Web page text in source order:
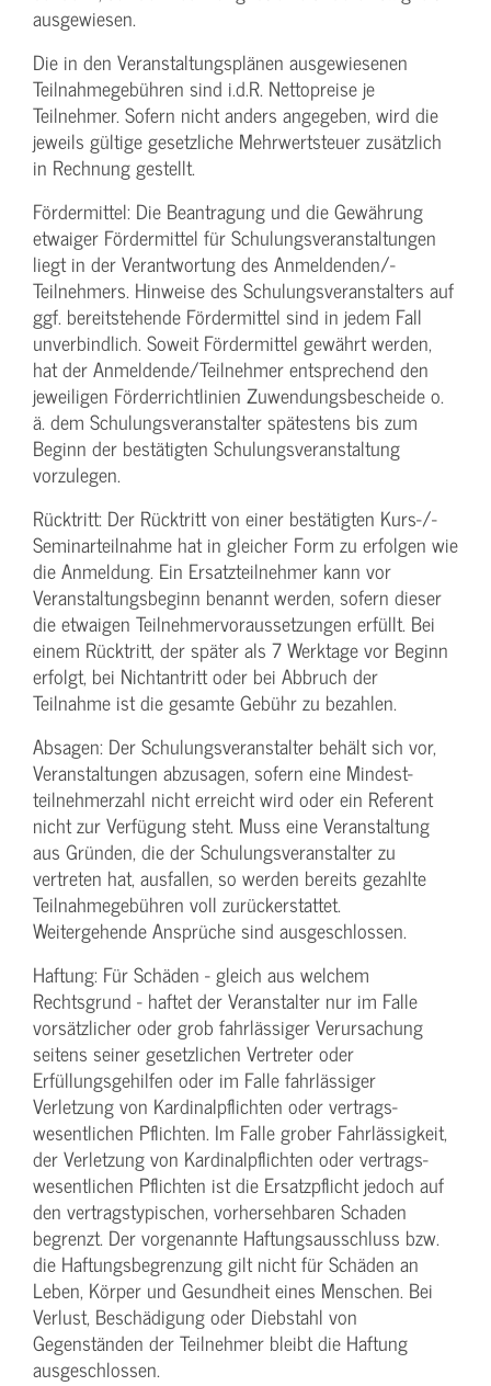
ausgewiesen.
Die in den Veranstaltungsplänen ausgewiesenen
Teilnahmegebühren sind i.d.R. Nettopreise je
Teilnehmer. Sofern nicht anders angegeben, wird die
jeweils gültige gesetzliche Mehrwertsteuer zusätzlich
in Rechnung gestellt.
Fördermittel: Die Beantragung und die Gewährung
etwaiger Fördermittel für Schulungs­veranstaltungen
liegt in der Verantwortung des Anmeldenden/­
Teilnehmers. Hinweise des Schulungs­veranstalters auf
ggf. bereitstehende Fördermittel sind in jedem Fall
unverbindlich. Soweit Fördermittel gewährt werden,
hat der Anmeldende/­Teilnehmer entsprechend den
jeweiligen Förderrichtlinien Zuwendungs­bescheide o.
ä. dem Schulungs­veranstalter spätestens bis zum
Beginn der bestätigten Schulungs­veranstaltung
vorzulegen.
Rücktritt: Der Rücktritt von einer bestätigten Kurs-/­
Seminarteilnahme hat in gleicher Form zu erfolgen wie
die Anmeldung. Ein Ersatzteilnehmer kann vor
Veranstaltungs­beginn benannt werden, sofern dieser
die etwaigen Teilnehmer­voraussetzungen erfüllt. Bei
einem Rücktritt, der später als 7 Werktage vor Beginn
erfolgt, bei Nichtantritt oder bei Abbruch der
Teilnahme ist die gesamte Gebühr zu bezahlen.
Absagen: Der Schulungs­veranstalter behält sich vor,
Veranstaltungen abzusagen, sofern eine Mindest­
teilnehmerzahl nicht erreicht wird oder ein Referent
nicht zur Verfügung steht. Muss eine Veranstaltung
aus Gründen, die der Schulungs­veranstalter zu
vertreten hat, ausfallen, so werden bereits gezahlte
Teilnahme­gebühren voll zurückerstattet.
Weitergehende Ansprüche sind ausgeschlossen.
Haftung: Für Schäden - gleich aus welchem
Rechtsgrund - haftet der Veranstalter nur im Falle
vorsätzlicher oder grob fahrlässiger Verursachung
seitens seiner gesetzlichen Vertreter oder
Erfüllungsgehilfen oder im Falle fahrlässiger
Verletzung von Kardinalpflichten oder vertrags­
wesentlichen Pflichten. Im Falle grober Fahrlässigkeit,
der Verletzung von Kardinalpflichten oder vertrags­
wesentlichen Pflichten ist die Ersatzpflicht jedoch auf
den vertragstypischen, vorhersehbaren Schaden
begrenzt. Der vorgenannte Haftungs­ausschluss bzw.
die Haftungs­begrenzung gilt nicht für Schäden an
Leben, Körper und Gesundheit eines Menschen. Bei
Verlust, Beschädigung oder Diebstahl von
Gegenständen der Teilnehmer bleibt die Haftung
ausgeschlossen.